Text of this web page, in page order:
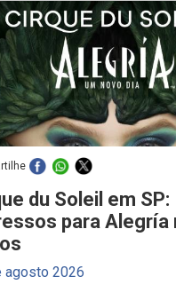
du Soleil em SP:
para Alegría
agosto 2026